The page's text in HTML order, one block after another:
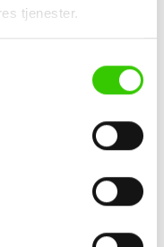
tjenester.
afvanding. Profilerne
og dynamisk udtryk til
profiler.